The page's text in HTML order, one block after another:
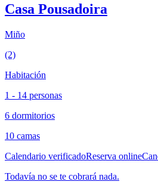
Casa Pousadoira
Miño
(2)
Habitación
1 - 14 personas
6 dormitorios
10 camas
Calendario verificadoReserva online
Todavía no se te cobrará nada.